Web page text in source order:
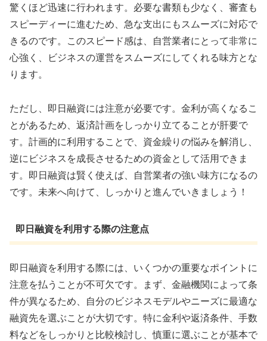
驚くほど迅速に行われます。必要な書類も少なく、審査も
スピーディーに進むため、急な支出にもスムーズに対応で
きるのです。このスピード感は、自営業者にとって非常に
心強く、ビジネスの運営をスムーズにしてくれる味方とな
ります。
ただし、即日融資には注意が必要です。金利が高くなるこ
とがあるため、返済計画をしっかり立てることが肝要で
す。計画的に利用することで、資金繰りの悩みを解消し、
逆にビジネスを成長させるための資金として活用できま
す。即日融資は賢く使えば、自営業者の強い味方になるの
です。未来へ向けて、しっかりと進んでいきましょう！
即日融資を利用する際の注意点
即日融資を利用する際には、いくつかの重要なポイントに
注意を払うことが不可欠です。まず、金融機関によって条
件が異なるため、自分のビジネスモデルやニーズに最適な
融資先を選ぶことが大切です。特に金利や返済条件、手数
料などをしっかりと比較検討し、慎重に選ぶことが基本で